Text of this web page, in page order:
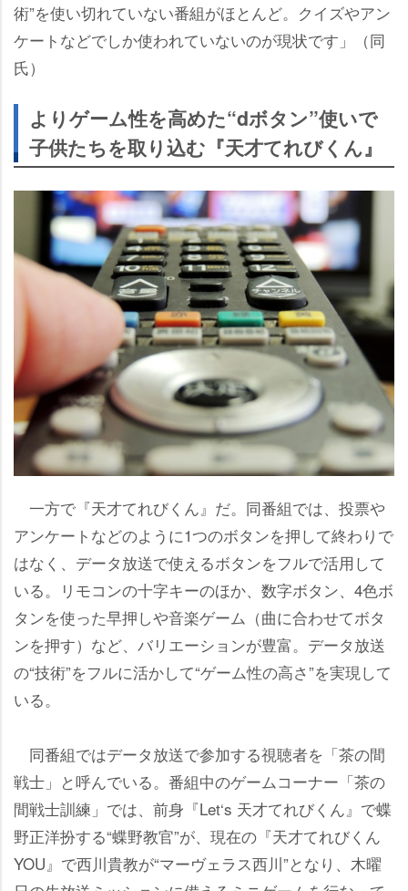
術”を使い切れていない番組がほとんど。クイズやアン
ケートなどでしか使われていないのが現状です」（同
氏）
よりゲーム性を高めた“dボタン”使いで
子供たちを取り込む『天才てれびくん』
一方で『天才てれびくん』だ。同番組では、投票
アンケートなどのように1つのボタンを押して終わりで
はなく、データ放送で使えるボタンをフルで活用して
いる。リモコンの十字キーのほか、数字ボタン、4色ボ
タンを使った早押しや音楽ゲーム（曲に合わせてボタ
ンを押す）など、バリエーションが豊富。データ放送
の“技術”をフルに活かして“ゲーム性の高さ”を実現して
いる。
同番組ではデータ放送で参加する視聴者を「茶の間
戦士」と呼んでいる。番組中のゲームコーナー「茶の
間戦士訓練」では、前身『Let‘s 天才てれびくん』で蝶
野正洋扮する“蝶野教官”が、現在の『天才てれびくん
YOU』で西川貴教が“マーヴェラス西川”となり、木曜